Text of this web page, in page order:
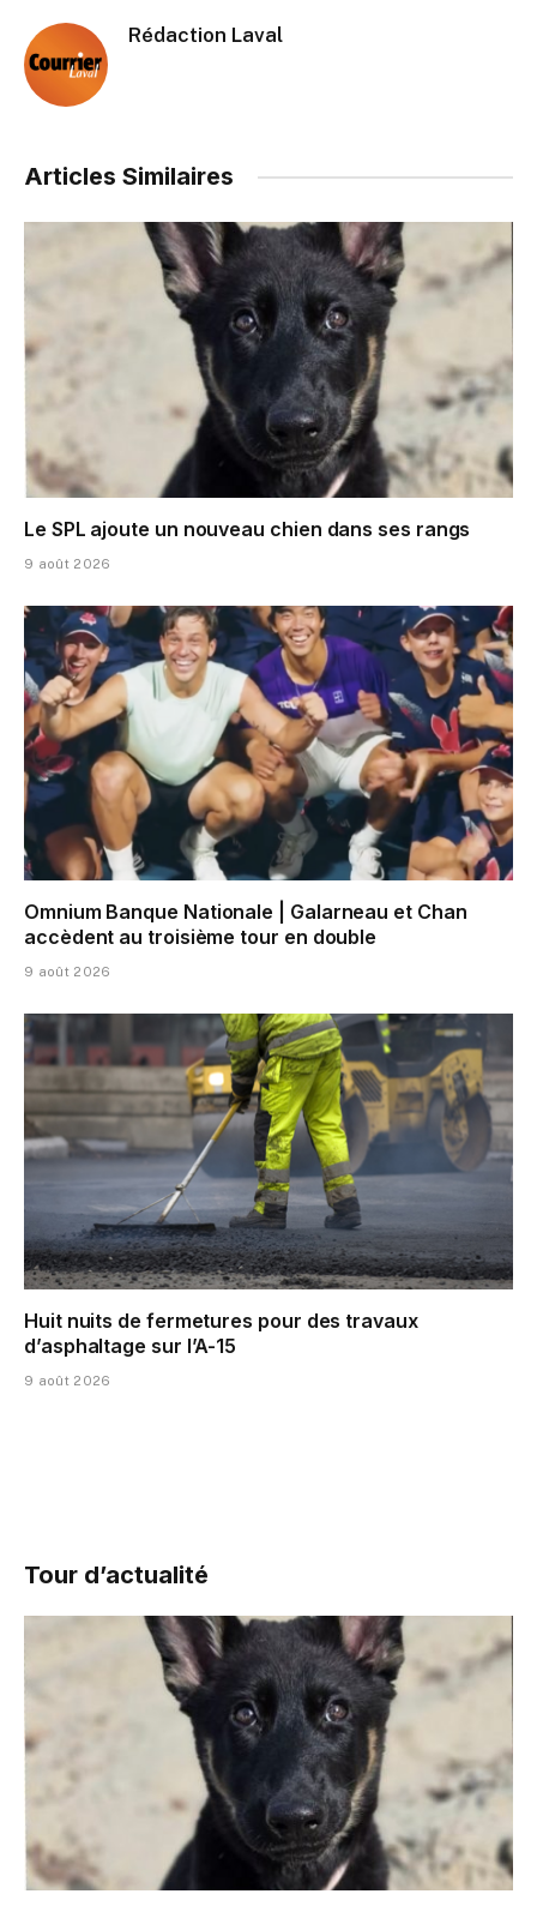
Rédaction Laval
Articles Similaires
Le SPL ajoute un nouveau chien dans ses rangs
9 août 2026
Omnium Banque Nationale | Galarneau et Chan
accèdent au troisième tour en double
9 août 2026
Huit nuits de fermetures pour des travaux
d’asphaltage sur l’A-15
9 août 2026
Tour d’actualité